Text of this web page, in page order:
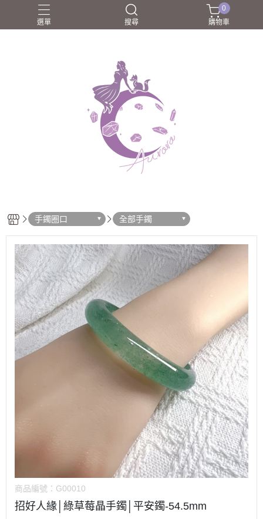
選單 搜尋
團購商品 所長嚴選好物
0
購物車
手鐲圈口 全部手鐲
商品編號： G00010
招好人緣│綠草莓晶手鐲│平安鐲-54.5mm